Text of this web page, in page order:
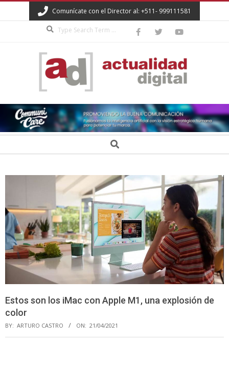
to
Comunícate con el Director al: +511- 999111581
ACTUALIDAD
DIGITAL Search
Estos son los iMac con Apple M1, una explosión de
color
BY: ARTURO CASTRO ON: 21/04/2021